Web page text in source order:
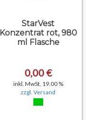
StarVest
Konzentrat rot, 980
ml Flasche
0,00 €
inkl. MwSt. 19.00 %
zzgl. Versand